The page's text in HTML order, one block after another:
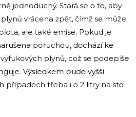
jednoduchý. Stará se o to, aby
vrácena zpět, čímž se může
ale také emise. Pokud je
poruchou, dochází ke
plynů, což se podepíše
Výsledkem bude vyšší
případech třeba i o 2 litry na sto